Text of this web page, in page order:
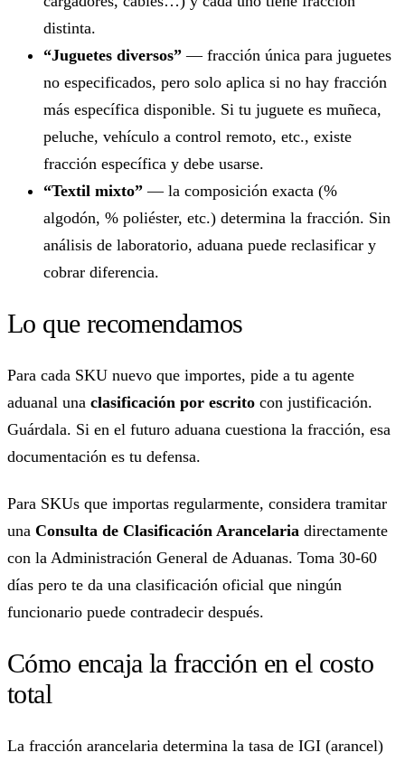
distinta.
“Juguetes diversos” — fracción única para juguetes
no especificados, pero solo aplica si no hay fracción
más específica disponible. Si tu juguete es muñeca,
peluche, vehículo a control remoto, etc., existe
fracción específica y debe usarse.
“Textil mixto” — la composición exacta (%
algodón, % poliéster, etc.) determina la fracción. Sin
análisis de laboratorio, aduana puede reclasificar y
cobrar diferencia.
Lo que recomendamos
Para cada SKU nuevo que importes, pide a tu agente
aduanal una clasificación por escrito con justificación.
Guárdala. Si en el futuro aduana cuestiona la fracción, esa
documentación es tu defensa.
Para SKUs que importas regularmente, considera tramitar
una Consulta de Clasificación Arancelaria directamente
con la Administración General de Aduanas. Toma 30-60
días pero te da una clasificación oficial que ningún
funcionario puede contradecir después.
Cómo encaja la fracción en el costo
total
La fracción arancelaria determina la tasa de IGI (arancel)